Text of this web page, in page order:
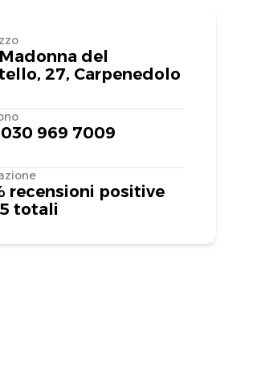
del
27, Carpenedolo
030 969 7009
recensioni positive
totali